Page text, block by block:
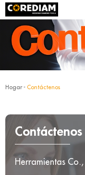
Hogar-Contáctenos
Contáctenos
Herramientas